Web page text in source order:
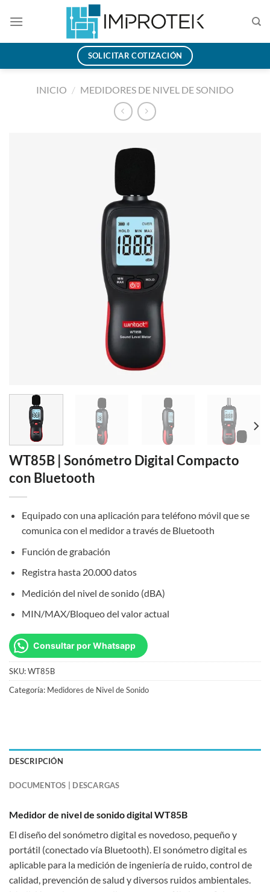
SOLICITAR COTIZACIÓN
INICIO / MEDIDORES DE NIVEL DE SONIDO
WT85B | Sonómetro Digital Compacto
con Bluetooth
Equipado con una aplicación para teléfono móvil que se
comunica con el medidor a través de Bluetooth
Función de grabación
Registra hasta 20.000 datos
Medición del nivel de sonido (dBA)
MIN/MAX/Bloqueo del valor actual
Consultar por Whatsapp
SKU:WT85B
Categoría: Medidores de Nivel de Sonido
DESCRIPCIÓN
DOCUMENTOS | DESCARGAS
Medidor de nivel de sonido digital WT85B
El diseño del sonómetro digital es novedoso, pequeño y
portátil (conectado vía Bluetooth). El sonómetro digital es
aplicable para la medición de ingeniería de ruido, control de
calidad, prevención de salud y diversos ruidos ambientales.